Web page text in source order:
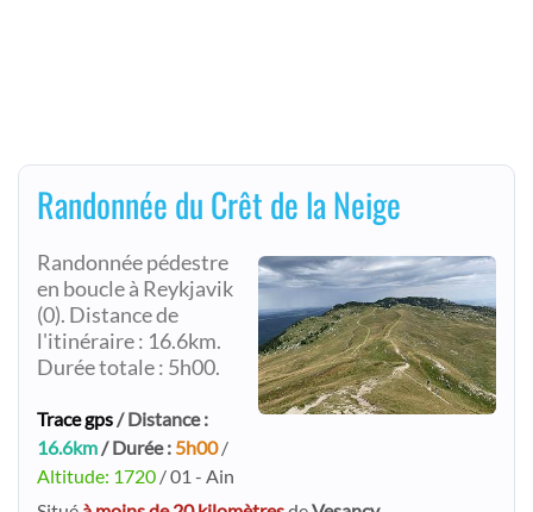
Randonnée du Crêt de la Neige
Randonnée pédestre
en boucle à Reykjavik
(0). Distance de
l'itinéraire : 16.6km.
Durée totale : 5h00.
Trace gps/ Distance :
16.6km/ Durée : 5h00/
Altitude: 1720 / 01 - Ain